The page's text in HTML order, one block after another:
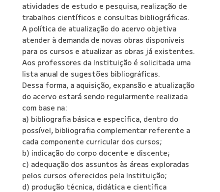
atividades de estudo e pesquisa, realização de
trabalhos científicos e consultas bibliográficas.
A política de atualização do acervo objetiva
atender à demanda de novas obras disponíveis
para os cursos e atualizar as obras já existentes.
Aos professores da Instituição é solicitada uma
lista anual de sugestões bibliográficas.
Dessa forma, a aquisição, expansão e atualização
do acervo estará sendo regularmente realizada
com base na:
a) bibliografia básica e específica, dentro do
possível, bibliografia complementar referente a
cada componente curricular dos cursos;
b) indicação do corpo docente e discente;
c) adequação dos assuntos às áreas exploradas
pelos cursos oferecidos pela Instituição;
d) produção técnica, didática e científica